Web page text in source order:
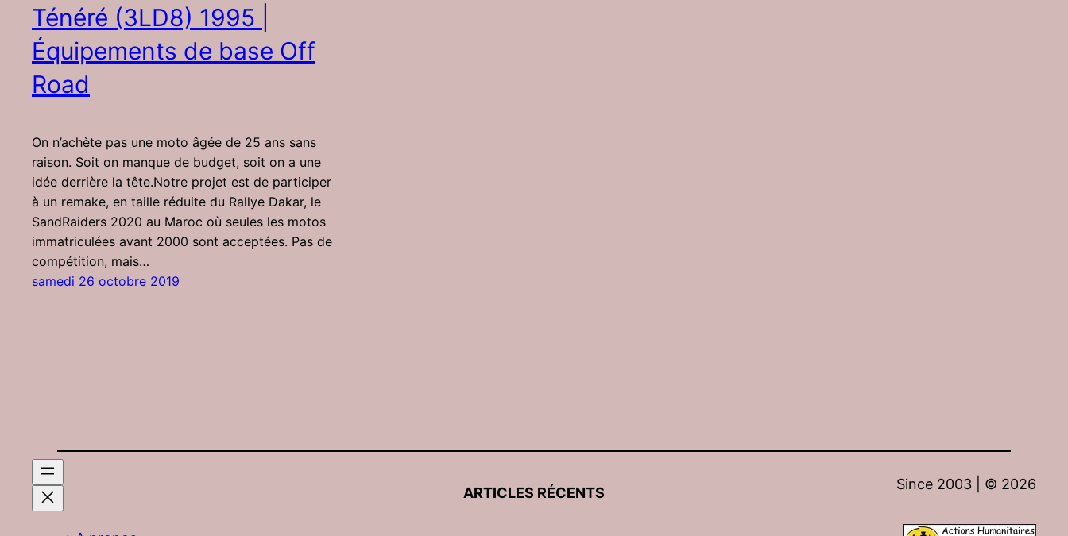
Ténéré (3LD8) 1995 |
Équipements de base Off
Road
On n’achète pas une moto âgée de 25 ans sans
raison. Soit on manque de budget, soit on a une
idée derrière la tête.Notre projet est de participer
à un remake, en taille réduite du Rallye Dakar, le
SandRaiders 2020 au Maroc où seules les motos
immatriculées avant 2000 sont acceptées. Pas de
compétition, mais…
samedi 26 octobre 2019
ARTICLES RÉCENTS
Since 2003 | © 2026